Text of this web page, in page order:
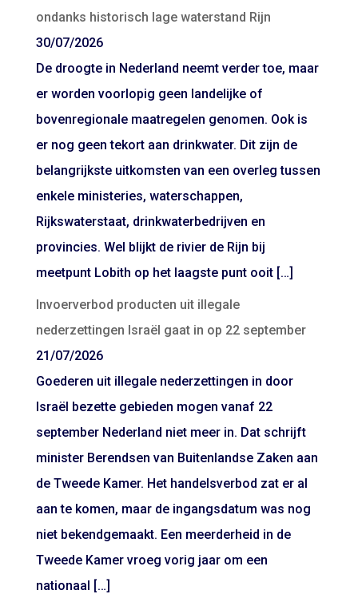
ondanks historisch lage waterstand Rijn
30/07/2026
De droogte in Nederland neemt verder toe, maar
er worden voorlopig geen landelijke of
bovenregionale maatregelen genomen. Ook is
er nog geen tekort aan drinkwater. Dit zijn de
belangrijkste uitkomsten van een overleg tussen
enkele ministeries, waterschappen,
Rijkswaterstaat, drinkwaterbedrijven en
provincies. Wel blijkt de rivier de Rijn bij
meetpunt Lobith op het laagste punt ooit […]
Invoerverbod producten uit illegale
nederzettingen Israël gaat in op 22 september
21/07/2026
Goederen uit illegale nederzettingen in door
Israël bezette gebieden mogen vanaf 22
september Nederland niet meer in. Dat schrijft
minister Berendsen van Buitenlandse Zaken aan
de Tweede Kamer. Het handelsverbod zat er al
aan te komen, maar de ingangsdatum was nog
niet bekendgemaakt. Een meerderheid in de
Tweede Kamer vroeg vorig jaar om een
nationaal […]